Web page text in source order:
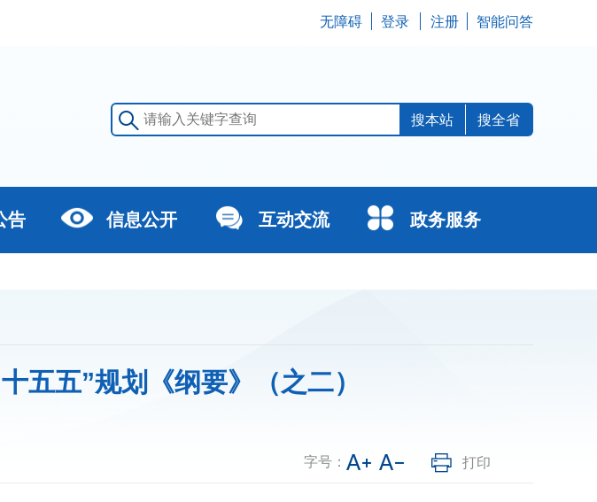
无障碍 登录 注册 智能问答
搜全省
告 信息公开 互动交流 政务服务
五五”规划《纲要》（之二）
字号： 打印